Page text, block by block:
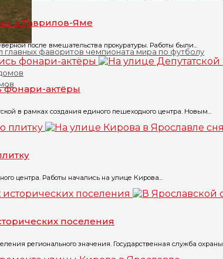
главных фаворитов чемпионата мира по футболу
в Гаврилов-Яме
после вмешательства прокуратуры. Работы были...
фонари-актёры
в рамках создания единого пешеходного центра. Новым...
центра. Работы начались на улице Кирова...
поселения
регионального значения. Государственная служба охраны...